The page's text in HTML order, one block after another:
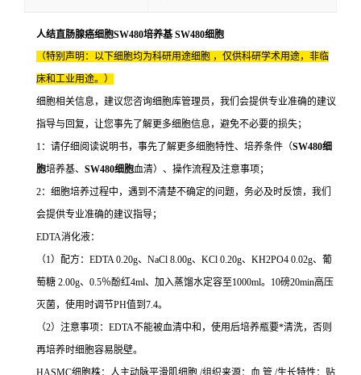
人结直肠腺癌细胞SW480培养基 SW480细胞
（特别声明：以下细胞均为科研用途细胞 ，仅供科研学术用途，非临
床和工业用途。）
细胞相关信息，建议您咨询细胞库管理员，我们会提供专业准确的建议
指导与回复，让您事先了解更多细胞信息，避免不必要的损失；
1：请仔细阅读说明书，事先了解更多细胞特性、培养条件（SW480细
胞培养基、 SW480细胞血清）、操作流程及注意事项；
2：细胞培养过程中，遇到不清楚不确定的问题，务必及时反馈，我们
会提供专业准确的建议指导；
EDTA消化液：
（1）配方：EDTA 0.20g、NaCl 8.00g、KCl 0.20g、KH2PO4 0.02g、葡
萄糖 2.00g、0.5％酚红4ml、加入蒸馏水定容至1000ml。10磅20min高压
灭菌，使用时调节PH值到7.4。
（2）注意事项：EDTA不能被血清中和，使用后培养瓶要*清洗，否则
再培养时细胞容易脱壁。
HASMC细胞株：人主动脉平滑肌细胞 /组织来源：血 管 /生长特性：贴